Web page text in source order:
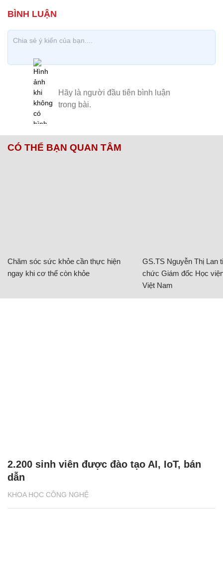
CÓ THỂ BẠN QUAN TÂM
Chăm sóc sức khỏe cần thực hiện
ngay khi cơ thể còn khỏe
GS.TS Nguyễn Thị Lan
chức Giám đốc Học
Việt Nam
KHOA HỌC CÔNG NGHỆ
2.200 sinh viên được đào tạo AI, IoT, bán
dẫn